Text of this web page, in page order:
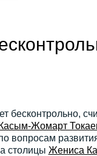
бесконтрольно,
Касым-Жомарт
вопросам
столицы Жениса